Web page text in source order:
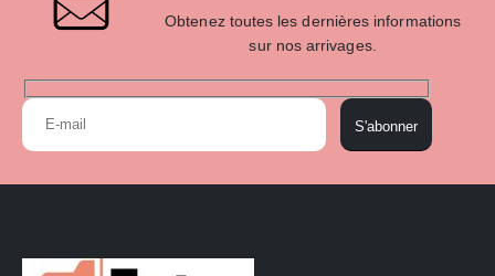
Obtenez toutes les dernières informations
sur nos arrivages.
S'abonner